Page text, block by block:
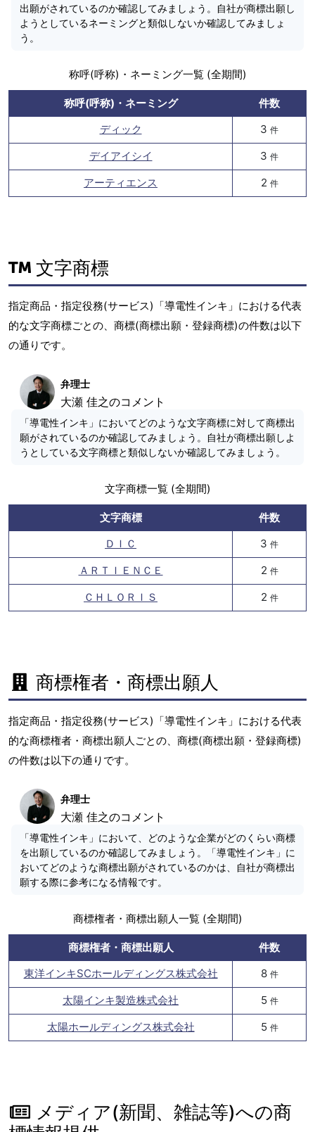
出願がされているのか確認してみましょう。自社が商標出願し
ようとしているネーミングと類似しないか確認してみましょ
う。
称呼(呼称)・ネーミング一覧 (全期間)
称呼(呼称)・ネーミング
件数
ディック
3 件
デイアイシイ 3 件
アーティエンス 2 件
文字商標
指定商品・指定役務(サービス)「導電性インキ」における代表
的な文字商標ごとの、商標(商標出願・登録商標)の件数は以下
の通りです。
弁理士
大瀬 佳之のコメント
「導電性インキ」においてどのような文字商標に対して商標出
願がされているのか確認してみましょう。自社が商標出願しよ
うとしている文字商標と類似しないか確認してみましょう。
文字商標一覧 (全期間)
文字商標
件数
ＤＩＣ
3 件
ＡＲＴＩＥＮＣＥ 2 件
ＣＨＬＯＲＩＳ 2 件
商標権者・商標出願人
指定商品・指定役務(サービス)「導電性インキ」における代表
的な商標権者・商標出願人ごとの、商標(商標出願・登録商標)
の件数は以下の通りです。
弁理士
大瀬 佳之のコメント
「導電性インキ」において、どのような企業がどのくらい商標
を出願しているのか確認してみましょう。「導電性インキ」に
おいてどのような商標出願がされているのかは、自社が商標出
願する際に参考になる情報です。
商標権者・商標出願人一覧 (全期間)
商標権者・商標出願人
件数
東洋インキSCホールディングス株式会社
8 件
太陽インキ製造株式会社 5 件
太陽ホールディングス株式会社 5 件
メディア(新聞、雑誌等)への商